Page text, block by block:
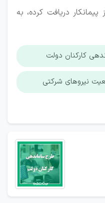
دریافت کرده، به
کارکنان دولت
نیروهای شرکتی